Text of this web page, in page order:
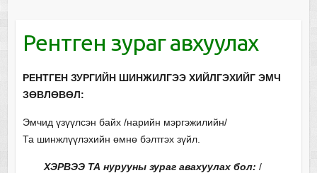
Рентген зураг авхуулах
РЕНТГЕН ЗУРГИЙН ШИНЖИЛГЭЭ ХИЙЛГЭХИЙГ ЭМЧ
ЗӨВЛӨВӨЛ:
Эмчид үзүүлсэн байх /нарийн мэргэжилийн/
Та шинжлүүлэхийн өмнө бэлтгэх зүйл.
ХЭРВЭЭ ТА нурууны зураг авахуулах бол: /